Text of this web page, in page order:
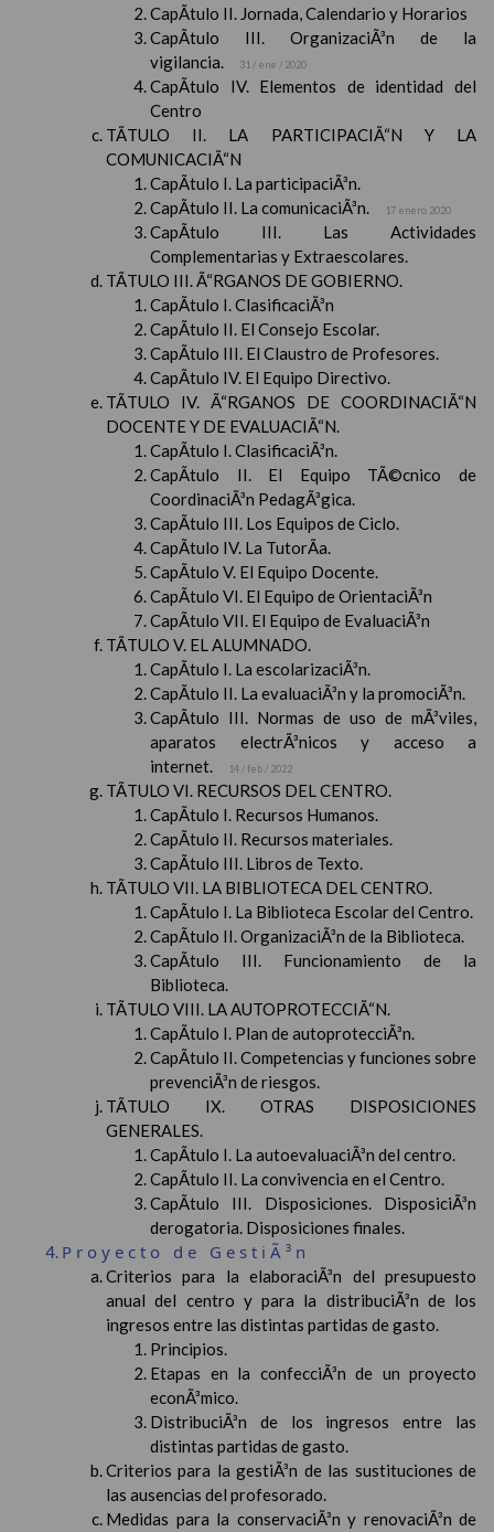
CapÃ­tulo II. Jornada, Calendario y Horarios
CapÃ­tulo III. OrganizaciÃ³n de la
vigilancia.
31 / ene / 2020
CapÃ­tulo IV. Elementos de identidad del
Centro
TÃTULO II. LA PARTICIPACIÃ“N Y LA
COMUNICACIÃ“N
CapÃ­tulo I. La participaciÃ³n.
CapÃ­tulo II. La comunicaciÃ³n.
17 enero 2020
CapÃ­tulo III. Las Actividades
Complementarias y Extraescolares.
TÃTULO III. Ã“RGANOS DE GOBIERNO.
CapÃ­tulo I. ClasificaciÃ³n
CapÃ­tulo II. El Consejo Escolar.
CapÃ­tulo III. El Claustro de Profesores.
CapÃ­tulo IV. El Equipo Directivo.
TÃTULO IV. Ã“RGANOS DE COORDINACIÃ“N
DOCENTE Y DE EVALUACIÃ“N.
CapÃ­tulo I. ClasificaciÃ³n.
CapÃ­tulo II. El Equipo TÃ©cnico de
CoordinaciÃ³n PedagÃ³gica.
CapÃ­tulo III. Los Equipos de Ciclo.
CapÃ­tulo IV. La TutorÃ­a.
CapÃ­tulo V. El Equipo Docente.
CapÃ­tulo VI. El Equipo de OrientaciÃ³n
CapÃ­tulo VII. El Equipo de EvaluaciÃ³n
TÃTULO V. EL ALUMNADO.
CapÃ­tulo I. La escolarizaciÃ³n.
CapÃ­tulo II. La evaluaciÃ³n y la promociÃ³n.
CapÃ­tulo III. Normas de uso de mÃ³viles,
aparatos electrÃ³nicos y acceso a
internet.
14 / feb / 2022
TÃTULO VI. RECURSOS DEL CENTRO.
CapÃ­tulo I. Recursos Humanos.
CapÃ­tulo II. Recursos materiales.
CapÃ­tulo III. Libros de Texto.
TÃTULO VII. LA BIBLIOTECA DEL CENTRO.
CapÃ­tulo I. La Biblioteca Escolar del Centro.
CapÃ­tulo II. OrganizaciÃ³n de la Biblioteca.
CapÃ­tulo III. Funcionamiento de la
Biblioteca.
TÃTULO VIII. LA AUTOPROTECCIÃ“N.
CapÃ­tulo I. Plan de autoprotecciÃ³n.
CapÃ­tulo II. Competencias y funciones sobre
prevenciÃ³n de riesgos.
TÃTULO IX. OTRAS DISPOSICIONES
GENERALES.
CapÃ­tulo I. La autoevaluaciÃ³n del centro.
CapÃ­tulo II. La convivencia en el Centro.
CapÃ­tulo III. Disposiciones. DisposiciÃ³n
derogatoria. Disposiciones finales.
Proyecto de GestiÃ³n
Criterios para la elaboraciÃ³n del presupuesto
anual del centro y para la distribuciÃ³n de los
ingresos entre las distintas partidas de gasto.
Principios.
Etapas en la confecciÃ³n de un proyecto
econÃ³mico.
DistribuciÃ³n de los ingresos entre las
distintas partidas de gasto.
Criterios para la gestiÃ³n de las sustituciones de
las ausencias del profesorado.
Medidas para la conservaciÃ³n y renovaciÃ³n de